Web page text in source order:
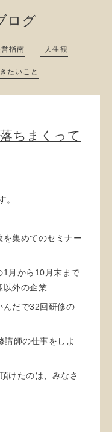
ログ
指南 人生観
たいこと
ちまくって
。
を集めてのセミナー
1月から10月末まで
以外の企業
んだで32回研修の
講師の仕事をしよ
けたのは、みなさ